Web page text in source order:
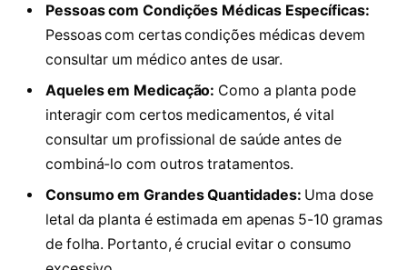
Pessoas com Condições Médicas Específicas:
Pessoas com certas condições médicas devem
consultar um médico antes de usar.
Aqueles em Medicação: Como a planta pode
interagir com certos medicamentos, é vital
consultar um profissional de saúde antes de
combiná-lo com outros tratamentos.
Consumo em Grandes Quantidades: Uma dose
letal da planta é estimada em apenas 5-10 gramas
de folha. Portanto, é crucial evitar o consumo